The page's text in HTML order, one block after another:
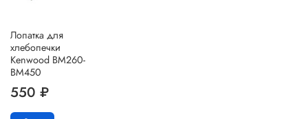
Лопатка для
хлебопечки
Kenwood BM260-
BM450
550 ₽